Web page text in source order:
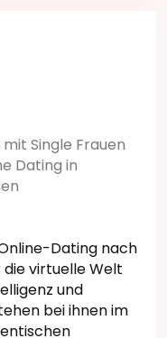
Single Frauen
Dating in
Dating nach
virtuelle Welt
und
bei ihnen im